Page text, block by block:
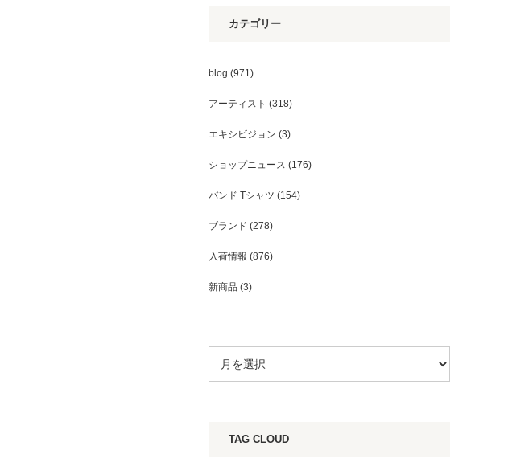
カテゴリー
blog (971)
アーティスト (318)
エキシビジョン (3)
ショップニュース (176)
バンド Tシャツ (154)
ブランド (278)
入荷情報 (876)
新商品 (3)
TAG CLOUD